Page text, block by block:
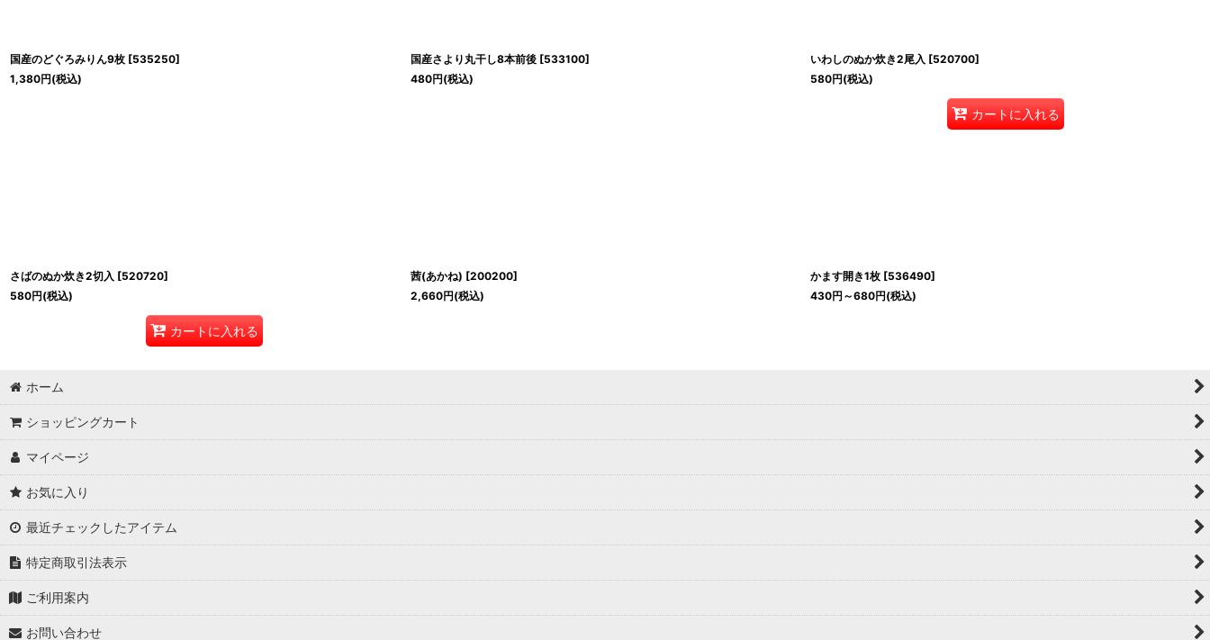
国産のどぐろみりん9枚 [535250]
1,380円(税込)
国産さより丸干し8本前後 [533100]
480円(税込)
いわしのぬか炊き2尾入 [520700]
580円(税込)
カートに入れる
さばのぬか炊き2切入 [520720]
580円(税込)
カートに入れる
茜(あかね) [200200]
2,660円(税込)
かます開き1枚 [536490]
430円 ～680円(税込)
ホーム
ショッピングカート
マイページ
お気に入り
最近チェックしたアイテム
特定商取引法表示
ご利用案内
お問い合わせ